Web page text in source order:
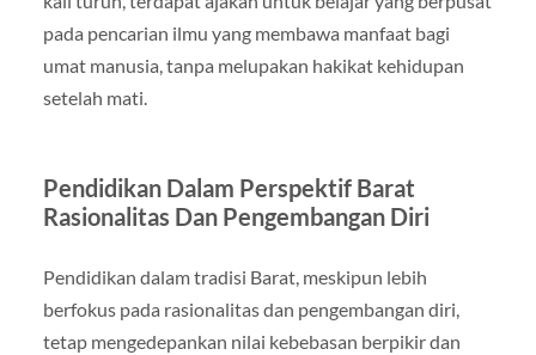
pada pencarian ilmu yang membawa manfaat bagi
umat manusia, tanpa melupakan hakikat kehidupan
setelah mati.
Pendidikan Dalam Perspektif Barat
Rasionalitas Dan Pengembangan Diri
Pendidikan dalam tradisi Barat, meskipun lebih
berfokus pada rasionalitas dan pengembangan diri,
tetap mengedepankan nilai kebebasan berpikir dan